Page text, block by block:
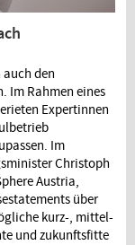
den
Im Rahmen eines
Expertinnen
Im
Christoph
Austria,
über
kurz-, mittel-
und zukunftsfitte